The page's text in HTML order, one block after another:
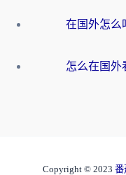
Copyright © 2023 番